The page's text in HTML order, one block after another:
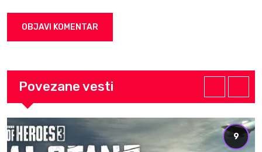
Povezane vesti
9